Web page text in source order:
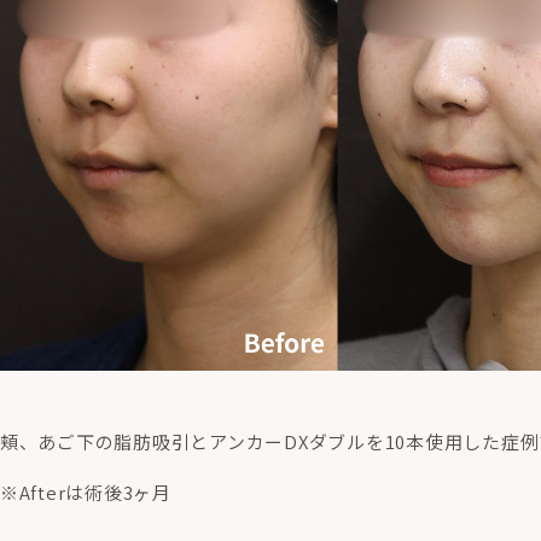
頬、あご下の脂肪吸引とアンカーDXダブルを10本使用した症
※Afterは術後3ヶ月